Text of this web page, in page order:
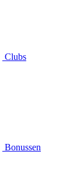
Clubs
Bonussen